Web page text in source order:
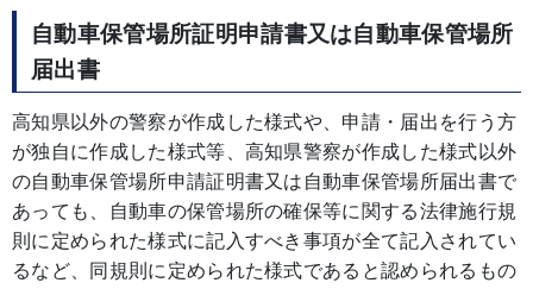
自動車保管場所証明申請書又は自動車保管場所
届出書
高知県以外の警察が作成した様式や、申請・届出を行う方
が独自に作成した様式等、高知県警察が作成した様式以外
の自動車保管場所申請証明書又は自動車保管場所届出書で
あっても、自動車の保管場所の確保等に関する法律施行規
則に定められた様式に記入すべき事項が全て記入されてい
るなど、同規則に定められた様式であると認められるもの